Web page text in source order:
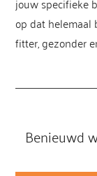
jouw specifieke
op dat helemaal
fitter, gezonder
Benieuwd